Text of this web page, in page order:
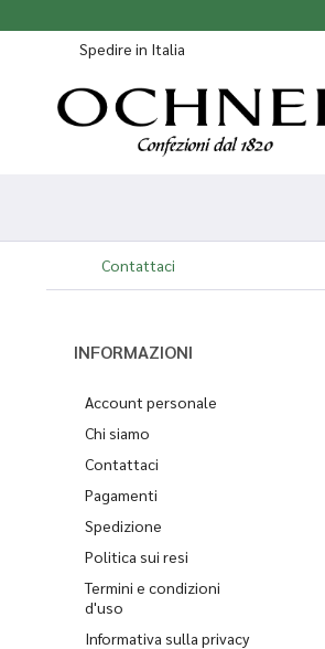
Spedire in Italia
Contattaci
INFORMAZIONI
Account personale
Chi siamo
Contattaci
Pagamenti
Spedizione
Politica sui resi
Termini e condizioni
d'uso
Informativa sulla privacy